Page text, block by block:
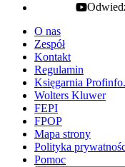
youtube -
O nas
Zespół
Kontakt
Regulamin
Księgarnia
Wolters Kluwer
FEPI
FPOP
Mapa strony
Polityka
Pomoc